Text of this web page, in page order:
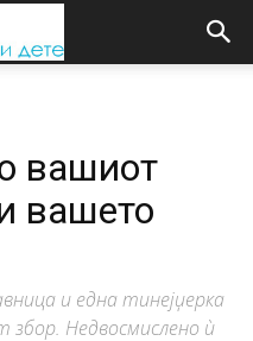
вашиот
вашето
и една тинејџерка
збор. Недвосмислено ѝ